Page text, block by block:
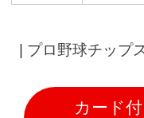
| プロ野球チップ
カード